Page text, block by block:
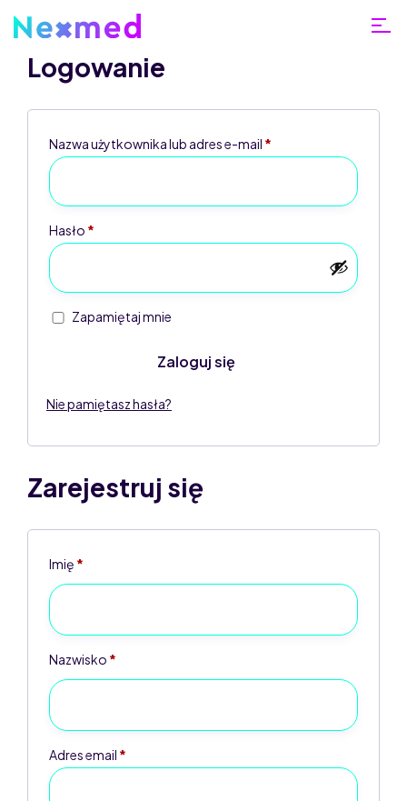
konto
Logowanie
Nazwa użytkownika lub adres e-mail *
Hasło *
Zapamiętaj mnie
Zaloguj się
Nie pamiętasz hasła?
Zarejestruj się
Imię *
Nazwisko *
Adres email *